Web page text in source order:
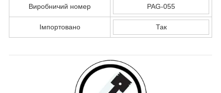
Виробничий номер PAG-055
Імпортовано Так